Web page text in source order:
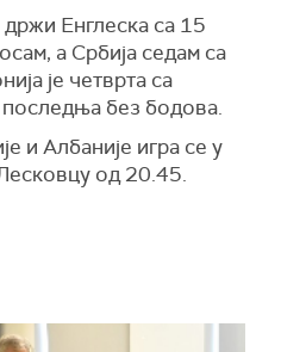
Енглеска са 15
а Србија седам са
је четврта са
без бодова.
и Албаније игра се у
од 20.45.